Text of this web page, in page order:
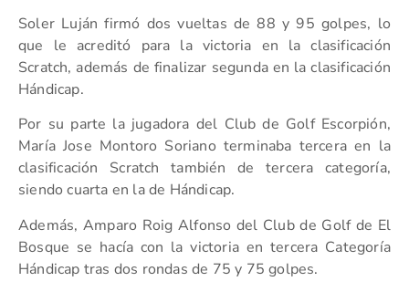
Soler Luján firmó dos vueltas de 88 y 95 golpes, lo
que le acreditó para la victoria en la clasificación
Scratch, además de finalizar segunda en la clasificación
Hándicap.
Por su parte la jugadora del Club de Golf Escorpión,
María Jose Montoro Soriano terminaba tercera en la
clasificación Scratch también de tercera categoría,
siendo cuarta en la de Hándicap.
Además, Amparo Roig Alfonso del Club de Golf de El
Bosque se hacía con la victoria en tercera Categoría
Hándicap tras dos rondas de 75 y 75 golpes.